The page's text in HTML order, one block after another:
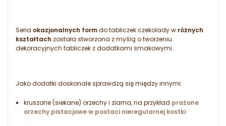
Seria okazjonalnych formdo tabliczek czekolady w różnych
kształtach została stworzona z myślą o tworzeniu
dekoracyjnych tabliczek z dodatkami smakowymi.
Jako dodatki doskonale sprawdzą się między innymi:
kruszone (siekane) orzechy i ziarna, na przykład prażone
orzechy pistacjowe w postaci nieregularnej kostki